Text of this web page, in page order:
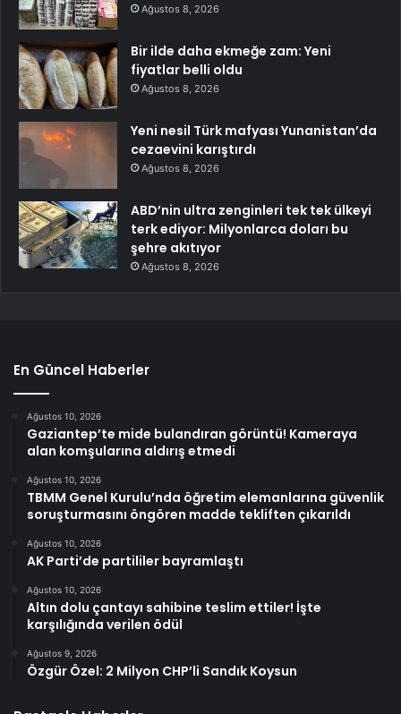
Ağustos 8, 2026
Bir ilde daha ekmeğe zam: Yeni
fiyatlar belli oldu
Ağustos 8, 2026
Yeni nesil Türk mafyası Yunanistan’da
cezaevini karıştırdı
Ağustos 8, 2026
ABD’nin ultra zenginleri tek tek ülkeyi
terk ediyor: Milyonlarca doları bu
şehre akıtıyor
Ağustos 8, 2026
En Güncel Haberler
Ağustos 10, 2026
Gaziantep’te mide bulandıran görüntü! Kameraya
alan komşularına aldırış etmedi
Ağustos 10, 2026
TBMM Genel Kurulu’nda öğretim elemanlarına güvenlik
soruşturmasını öngören madde tekliften çıkarıldı
Ağustos 10, 2026
AK Parti’de partililer bayramlaştı
Ağustos 10, 2026
Altın dolu çantayı sahibine teslim ettiler! İşte
karşılığında verilen ödül
Ağustos 9, 2026
Özgür Özel: 2 Milyon CHP’li Sandık Koysun